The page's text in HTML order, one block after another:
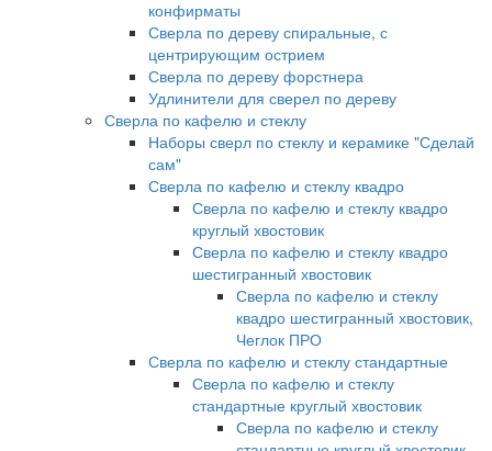
конфирматы
Сверла по дереву спиральные, с
центрирующим острием
Сверла по дереву форстнера
Удлинители для сверел по дереву
Сверла по кафелю и стеклу
Наборы сверл по стеклу и керамике "Сделай
сам"
Сверла по кафелю и стеклу квадро
Сверла по кафелю и стеклу квадро
круглый хвостовик
Сверла по кафелю и стеклу квадро
шестигранный хвостовик
Сверла по кафелю и стеклу
квадро шестигранный хвостовик,
Чеглок ПРО
Сверла по кафелю и стеклу стандартные
Сверла по кафелю и стеклу
стандартные круглый хвостовик
Сверла по кафелю и стеклу